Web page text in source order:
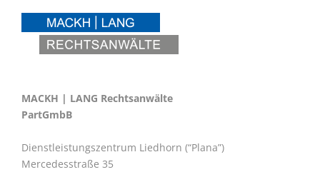
MACKH | LANG Rechtsanwälte
PartGmbB
Dienstleistungszentrum Liedhorn (“Plana”)
Mercedesstraße 35